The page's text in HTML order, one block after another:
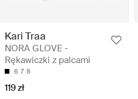
Kari Traa
NORA GLOVE -
Rękawiczki z palcami
6 7 8
119 zł